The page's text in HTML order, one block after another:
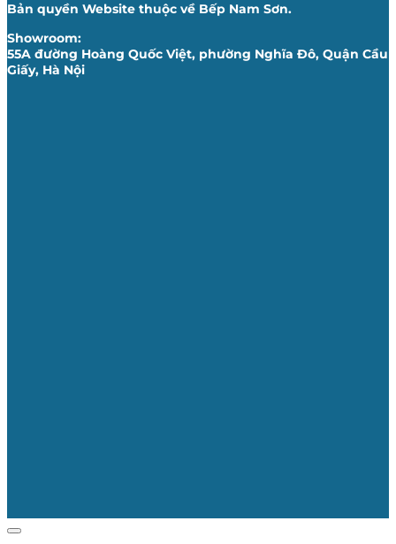
Bản quyền Website thuộc về Bếp Nam Sơn.
Showroom:
55A đường Hoàng Quốc Việt, phường Nghĩa Đô, Quận Cầu
Giấy, Hà Nội